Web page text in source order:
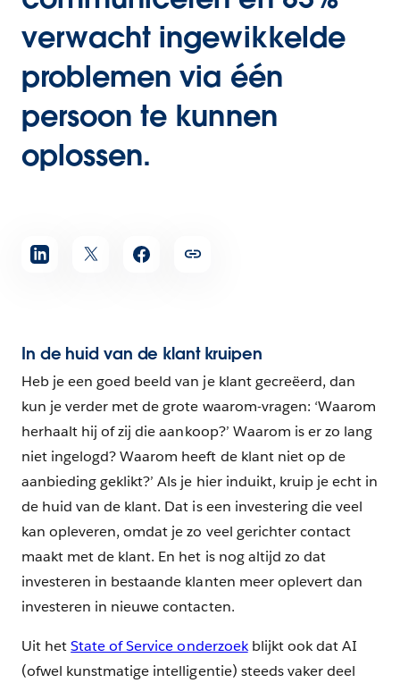
verwacht ingewikkelde
problemen via één
persoon te kunnen
oplossen.
In de huid van de klant kruipen
Heb je een goed beeld van je klant gecreëerd, dan
kun je verder met de grote waarom-vragen: ‘Waarom
herhaalt hij of zij die aankoop?’ Waarom is er zo lang
niet ingelogd? Waarom heeft de klant niet op de
aanbieding geklikt?’ Als je hier induikt, kruip je echt in
de huid van de klant. Dat is een investering die veel
kan opleveren, omdat je zo veel gerichter contact
maakt met de klant. En het is nog altijd zo dat
investeren in bestaande klanten meer oplevert dan
investeren in nieuwe contacten.
Uit hetState of Service onderzoekblijkt ook dat AI
(ofwel kunstmatige intelligentie) steeds vaker deel